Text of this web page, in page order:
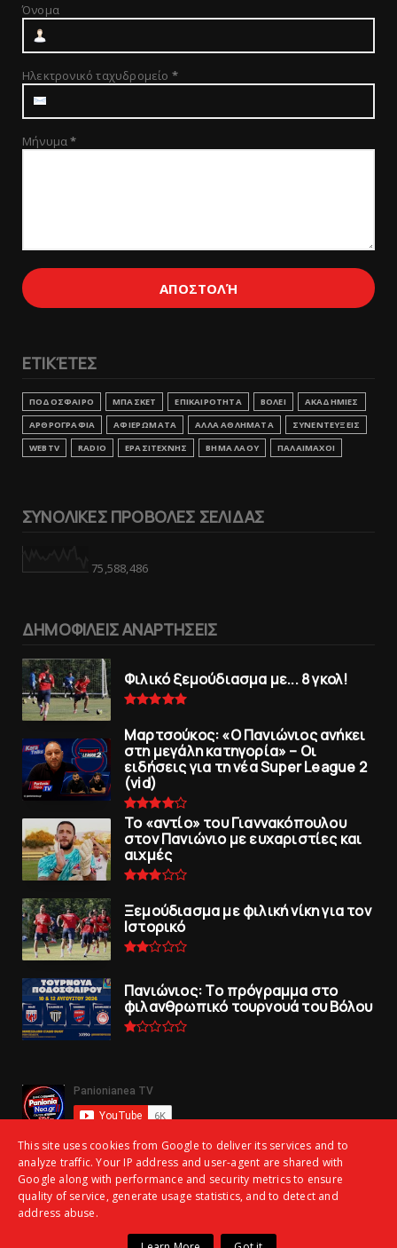
Όνομα
Ηλεκτρονικό ταχυδρομείο *
Μήνυμα*
ΕΤΙΚΈΤΕΣ
ΠΟΔΟΣΦΑΙΡΟ ΜΠΑΣΚΕΤ ΕΠΙΚΑΙΡΟΤΗΤΑ ΒΟΛΕΙ
ΑΚΑΔΗΜΙΕΣ
ΑΡΘΡΟΓΡΑΦΙΑ
ΑΦΙΕΡΩΜΑΤΑ ΑΛΛΑ ΑΘΛΗΜΑΤΑ
ΣΥΝΕΝΤΕΥΞΕΙΣ
WEBTV
RADIO ΕΡΑΣΙΤΕΧΝΗΣ ΒΗΜΑ ΛΑΟΥ ΠΑΛΑΙΜΑΧΟΙ
ΣΥΝΟΛΙΚΕΣ ΠΡΟΒΟΛΕΣ ΣΕΛΙΔΑΣ
75,588,486
ΔΗΜΟΦΙΛΕΙΣ ΑΝΑΡΤΗΣΕΙΣ
Φιλικό ξεμούδιασμα με... 8 γκολ!
Μαρτσούκος: «Ο Πανιώνιος ανήκει
στη μεγάλη κατηγορία» – Οι
ειδήσεις για τη νέα Super League 2
(vid)
To «αντίο» του Γιαννακόπουλου
στον Πανιώνιο με ευχαριστίες και
αιχμές
Ξεμούδιασμα με φιλική νίκη για τoν
Iστορικό
Πανιώνιoς: Tο πρόγραμμα στο
φιλανθρωπικό τουρνουά του Bόλου
This site uses cookies from Google to deliver its services and to
analyze traffic. Your IP address and user-agent are shared with
Google along with performance and security metrics to ensure
quality of service, generate usage statistics, and to detect and
address abuse.